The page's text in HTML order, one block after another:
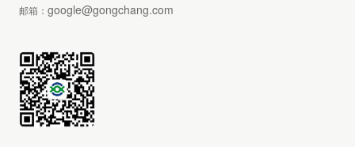
邮箱： google@gongchang.com